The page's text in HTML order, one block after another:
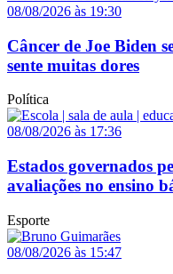
08/08/2026 às 19:30
Câncer de Joe Biden
sente muitas dores
Política
08/08/2026 às 17:36
Estados governados
avaliações no ensino
Esporte
08/08/2026 às 15:47